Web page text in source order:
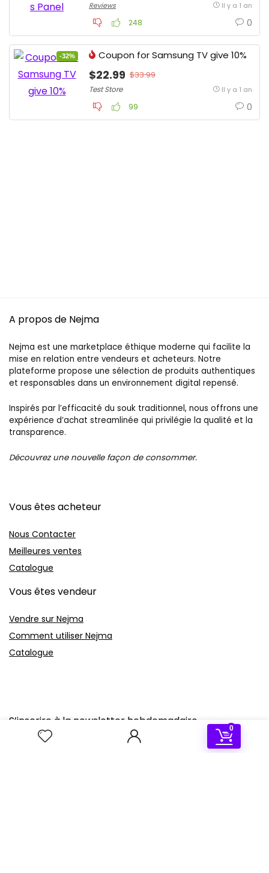
0
Reviews Il y a 1 an
248 0
-32% Coupon for Samsung TV give 10%
$22.99 $33.99
Test Store Il y a 1 an
99 0
A propos de Nejma
Nejma est une marketplace éthique moderne qui facilite la
mise en relation entre vendeurs et acheteurs. Notre
plateforme propose une sélection de produits authentiques
et responsables dans un environnement digital repensé.
Inspirés par l’efficacité du souk traditionnel, nous offrons une
expérience d’achat streamlinée qui privilégie la qualité et la
transparence.
Découvrez une nouvelle façon de consommer.
Vous êtes acheteur
Nous Contacter
Meilleures ventes
Catalogue
Vous êtes vendeur
Vendre sur Nejma
Comment utiliser Nejma
Catalogue
S’inscrire à la newsletter hebdomadaire
Recevez les meilleurs deals dans votre boite aux lettres